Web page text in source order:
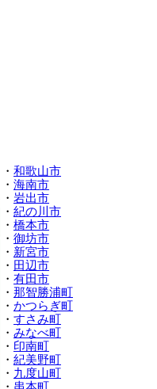
・ 和歌山市
・ 海南市
・ 岩出市
・ 紀の川市
・ 橋本市
・ 御坊市
・ 新宮市
・ 田辺市
・ 有田市
・ 那智勝浦町
・ かつらぎ町
・ すさみ町
・ みなべ町
・ 印南町
・ 紀美野町
・ 九度山町